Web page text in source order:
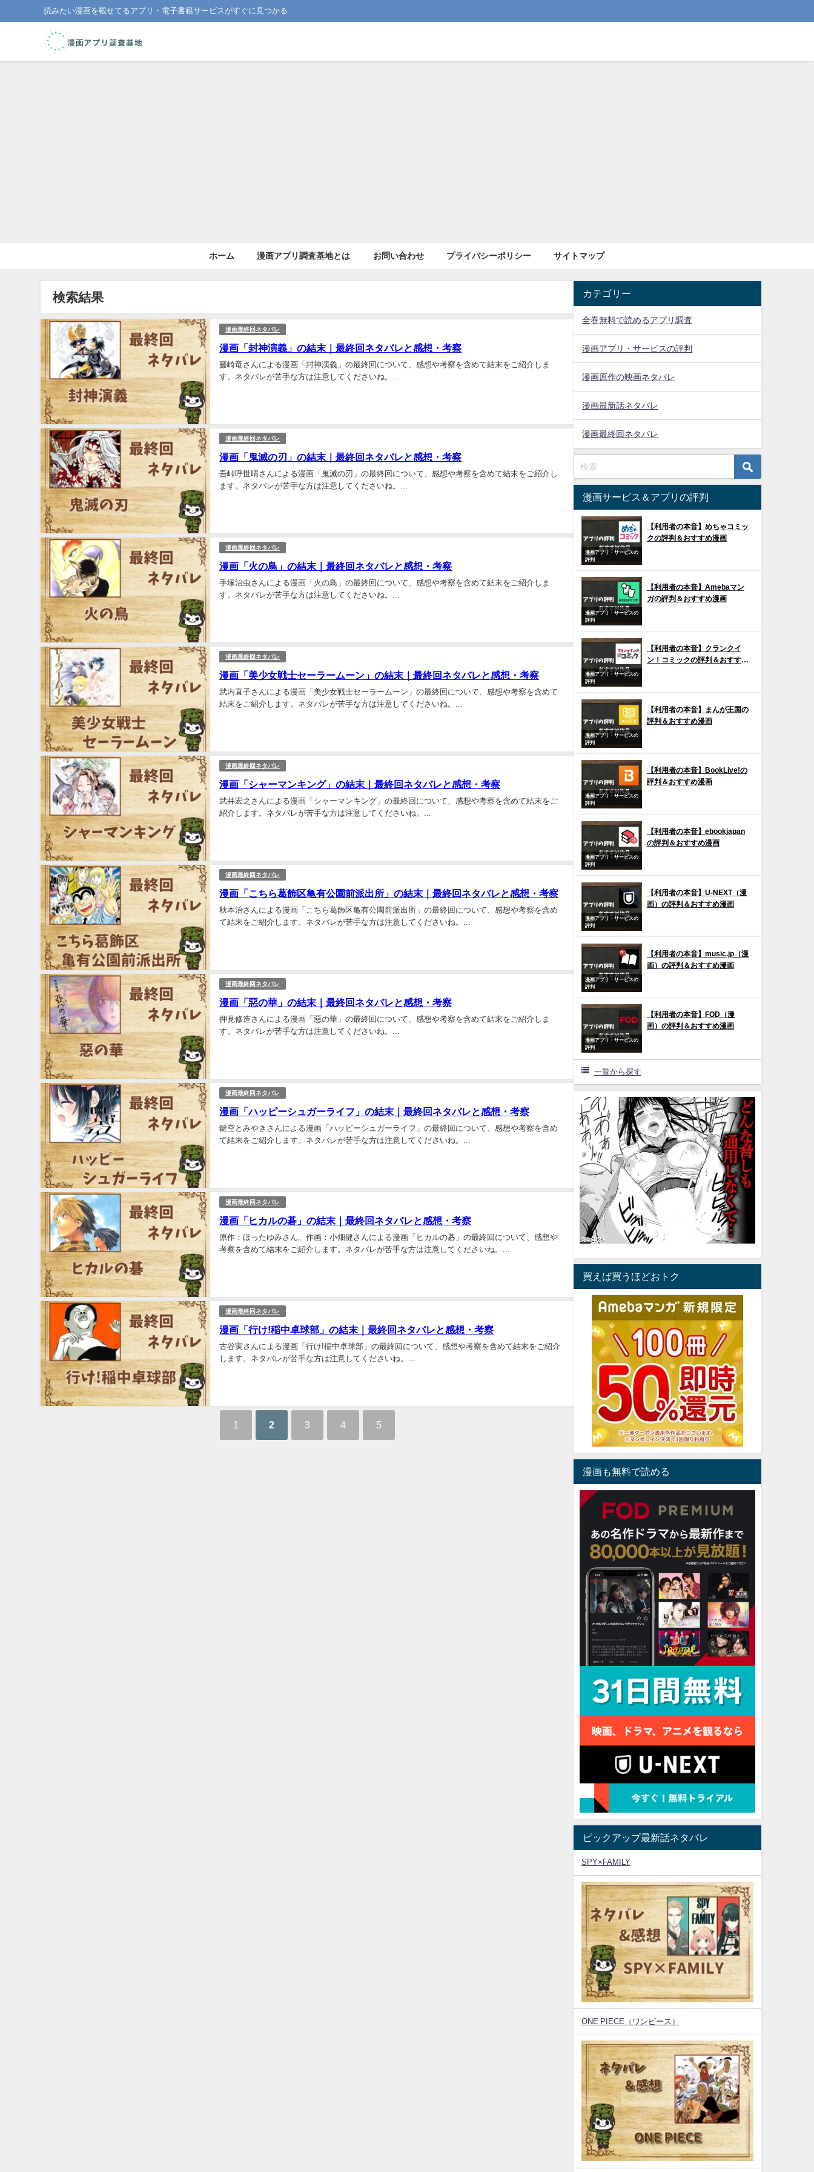
読みたい漫画を載せてるアプリ・電子書籍サービスがすぐに見つかる
ホーム 漫画アプリ調査基地とは お問い合わせ プライバシーポリシー サイトマップ
検索結果
漫画最終回ネタバレ
漫画「封神演義」の結末｜最終回ネタバレと感想・考察
藤崎竜さんによる漫画「封神演義」の最終回について、感想や考察を含めて結末をご紹介しま
す。ネタバレが苦手な方は注意してくださいね。...
漫画最終回ネタバレ
漫画「鬼滅の刃」の結末｜最終回ネタバレと感想・考察
吾峠呼世晴さんによる漫画「鬼滅の刃」の最終回について、感想や考察を含めて結末をご紹介し
ます。ネタバレが苦手な方は注意してくださいね。...
漫画最終回ネタバレ
漫画「火の鳥」の結末｜最終回ネタバレと感想・考察
手塚治虫さんによる漫画「火の鳥」の最終回について、感想や考察を含めて結末をご紹介しま
す。ネタバレが苦手な方は注意してくださいね。...
漫画最終回ネタバレ
漫画「美少女戦士セーラームーン」の結末｜最終回ネタバレと感想・考察
武内直子さんによる漫画「美少女戦士セーラームーン」の最終回について、感想や考察を含めて
結末をご紹介します。ネタバレが苦手な方は注意してくださいね。...
漫画最終回ネタバレ
漫画「シャーマンキング」の結末｜最終回ネタバレと感想・考察
武井宏之さんによる漫画「シャーマンキング」の最終回について、感想や考察を含めて結末をご
紹介します。ネタバレが苦手な方は注意してくださいね。...
漫画最終回ネタバレ
漫画「こちら葛飾区亀有公園前派出所」の結末｜最終回ネタバレと感想・考察
秋本治さんによる漫画「こちら葛飾区亀有公園前派出所」の最終回について、感想や考察を含め
て結末をご紹介します。ネタバレが苦手な方は注意してくださいね。...
漫画最終回ネタバレ
漫画「惡の華」の結末｜最終回ネタバレと感想・考察
押見修造さんによる漫画「惡の華」の最終回について、感想や考察を含めて結末をご紹介しま
す。ネタバレが苦手な方は注意してくださいね。...
漫画最終回ネタバレ
漫画「ハッピーシュガーライフ」の結末｜最終回ネタバレと感想・考察
鍵空とみやきさんによる漫画「ハッピーシュガーライフ」の最終回について、感想や考察を含め
て結末をご紹介します。ネタバレが苦手な方は注意してくださいね。...
漫画最終回ネタバレ
漫画「ヒカルの碁」の結末｜最終回ネタバレと感想・考察
原作：ほったゆみさん、作画：小畑健さんによる漫画「ヒカルの碁」の最終回について、感想や
考察を含めて結末をご紹介します。ネタバレが苦手な方は注意してくださいね。...
漫画最終回ネタバレ
漫画「行け!稲中卓球部」の結末｜最終回ネタバレと感想・考察
古谷実さんによる漫画「行け!稲中卓球部」の最終回について、感想や考察を含めて結末をご紹介
します。ネタバレが苦手な方は注意してくださいね。...
1 2 3 4 5
カテゴリー
全巻無料で読めるアプリ調査
漫画アプリ・サービスの評判
漫画原作の映画ネタバレ
漫画最新話ネタバレ
漫画最終回ネタバレ
漫画サービス＆アプリの評判
漫画アプリ・サービスの
評判
【利用者の本音】めちゃコミッ
クの評判＆おすすめ漫画
漫画アプリ・サービスの
評判
【利用者の本音】Amebaマン
ガの評判＆おすすめ漫画
漫画アプリ・サービスの
評判
【利用者の本音】クランクイ
ン！コミックの評判＆おすすめ
漫画アプリ・サービスの
評判
【利用者の本音】まんが王国の
評判＆おすすめ漫画
漫画アプリ・サービスの
評判
【利用者の本音】BookLive!の
評判＆おすすめ漫画
漫画アプリ・サービスの
評判
【利用者の本音】ebookjapan
の評判＆おすすめ漫画
漫画アプリ・サービスの
評判
【利用者の本音】U-NEXT（漫
画）の評判＆おすすめ漫画
漫画アプリ・サービスの
評判
【利用者の本音】music.jp（漫
画）の評判＆おすすめ漫画
漫画アプリ・サービスの
評判
【利用者の本音】FOD（漫
画）の評判＆おすすめ漫画
一覧から探す
買えば買うほどおトク
漫画も無料で読める
ピックアップ最新話ネタバレ
SPY×FAMILY
ONE PIECE（ワンピース）